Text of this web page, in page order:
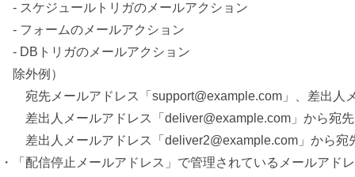
- スケジュールトリガのメールアクション
- フォームのメールアクション
- DBトリガのメールアクション
除外例）
宛先メールアドレス「support@example.com」、差出人
差出人メールアドレス「deliver@example.com」から宛先
差出人メールアドレス「deliver2@example.com」から宛
・「配信停止メールアドレス」で管理されているメールア